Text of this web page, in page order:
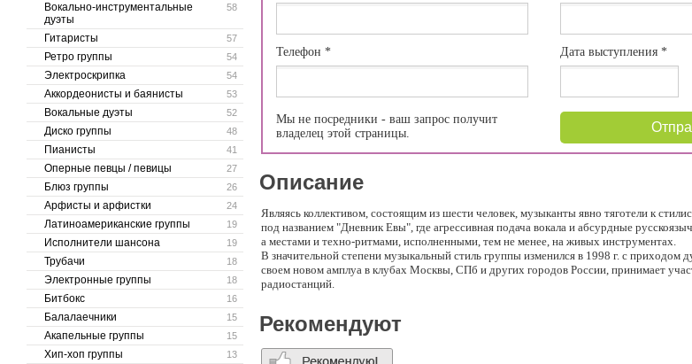
58
Вокально-инструментальные
дуэты
57
Гитаристы
54
Ретро группы
54
Электроскрипка
53
Аккордеонисты и баянисты
52
Вокальные дуэты
48
Диско группы
41
Пианисты
27
Оперные певцы / певицы
26
Блюз группы
24
Арфисты и арфистки
19
Латиноамериканские группы
19
Исполнители шансона
18
Трубачи
18
Электронные группы
16
Битбокс
15
Балалаечники
15
Акапельные группы
13
Хип-хоп группы
Телефон *
Мы не посредники - ваш запрос получит
владелец этой страницы.
Дата выступления*
Описание
Являясь коллективом, состоящим из шести человек, музыканты явно тяготели к
под названием "Дневник Евы", где агрессивная подача вокала и абсурдные
а местами и техно-ритмами, исполненными, тем не менее, на живых инструментах.
В значительной степени музыкальный стиль группы изменился в 1998 г. с приходом
своем новом амплуа в клубах Москвы, СПб и других городов России, принимает
радиостанций.
Рекомендуют